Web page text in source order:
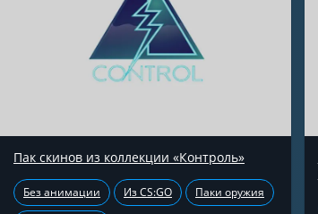
Пак скинов из коллекции «Контроль»
Без анимации Из CS:GO Паки оружия